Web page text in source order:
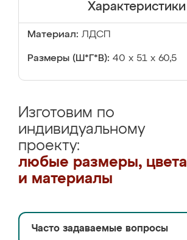
Характеристики
Материал: ЛДСП
Размеры (Ш*Г*В): 40 х 51 х 60,5
Изготовим по
индивидуальному
проекту:
любые размеры, цвета
и материалы
Часто задаваемые вопросы